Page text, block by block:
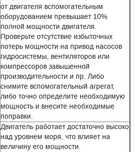
от двигателя вспомогательным
оборудованием превышает 10%
полной мощности двигателя.
Проверьте отсутствие избыточных
потерь мощности на привод насосов
гидросистемы, вентиляторов или
компрессоров завышенной
производительности и пр. Либо
снимите вспомогательный агрегат,
либо точно определите необходимую
мощность и внесите необходимые
поправки.
Двигатель работает достаточно высоко
над уровнем моря, что влияет на
величину его мощности.